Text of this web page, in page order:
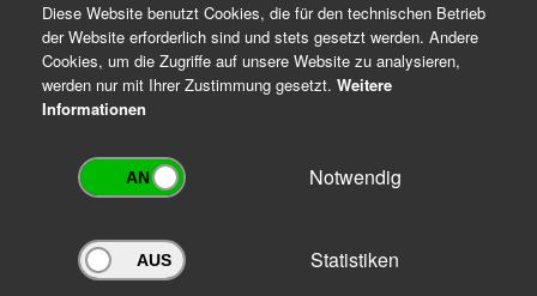
Archivportal Thüringen
Diese Website benutzt Cookies, die für den technischen Betrieb
der Website erforderlich sind und stets gesetzt werden. Andere
Cookies, um die Zugriffe auf unsere Website zu analysieren,
werden nur mit Ihrer Zustimmung gesetzt. Weitere
Informationen
Notwendig
Statistiken